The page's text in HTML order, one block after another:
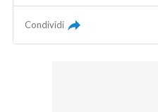
Condividi